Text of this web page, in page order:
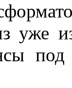
уже